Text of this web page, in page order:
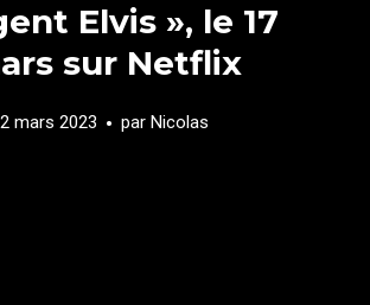
Elvis », le 17
sur Netflix
2 mars 2023 par Nicolas